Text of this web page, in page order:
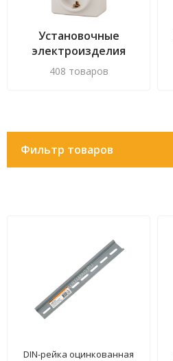
Установочные
электроизделия
408 товаров
Фильтр товаров
DIN-рейка оцинкованная